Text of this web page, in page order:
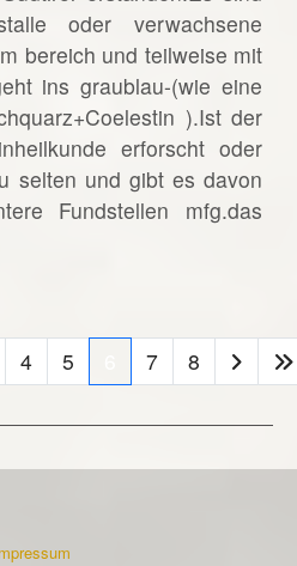
oder verwachsene
bereich und teilweise mit
ins graublau-(wie eine
).Ist der
erforscht oder
selten und gibt es davon
Fundstellen mfg.das
4 5 7 8